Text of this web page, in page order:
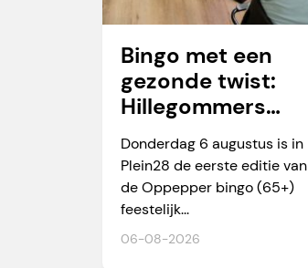
06-08-2026
Bingo met een
gezonde twist:
Hillegommers
winnen meer dan
alleen een prijs
Donderdag 6 augustus is in
Plein28 de eerste editie van
de Oppepper bingo (65+)
feestelijk...